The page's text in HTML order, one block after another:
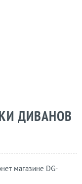
ДИВАНОВ
магазине DG-